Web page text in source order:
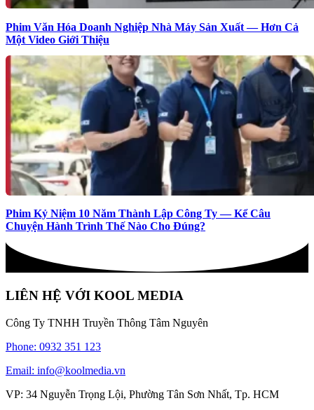
Phim Văn Hóa Doanh Nghiệp Nhà Máy Sản Xuất — Hơn Cả
Một Video Giới Thiệu
Phim Kỷ Niệm 10 Năm Thành Lập Công Ty — Kể Câu
Chuyện Hành Trình Thế Nào Cho Đúng?
LIÊN HỆ VỚI KOOL MEDIA
Công Ty TNHH Truyền Thông Tâm Nguyên
Phone: 0932 351 123
Email: info@koolmedia.vn
VP: 34 Nguyễn Trọng Lội, Phường Tân Sơn Nhất, Tp. HCM